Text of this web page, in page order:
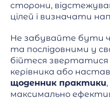
сторони,
цілей і визначати
Не забувайте бути
та послідовними у
бійтеся
керівника або
щоденник практики
максимально